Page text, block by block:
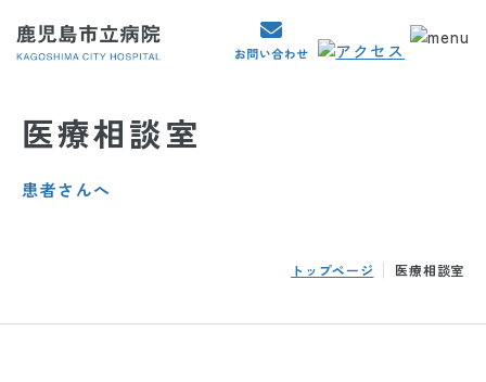
医療相談室
患者さんへ
トップページ 医療相談室